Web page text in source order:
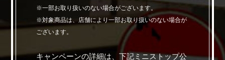
※一部お取り扱いのない場合がございます。
※対象商品は、店舗により一部お取り扱いのない場合が
ございます。
キャンペーンの詳細は、下記ミニストップ公